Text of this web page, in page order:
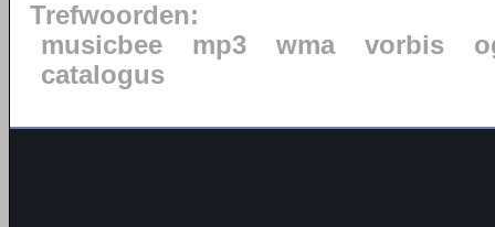
Trefwoorden:
musicbee
mp3 wma vorbis
catalogus